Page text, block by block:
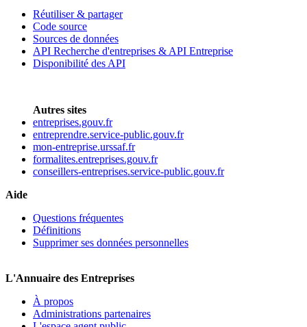
Réutiliser & partager
Code source
Sources de données
API Recherche d'entreprises & API Entreprise
Disponibilité des API
Autres sites
entreprises.gouv.fr
entreprendre.service-public.gouv.fr
mon-entreprise.urssaf.fr
formalites.entreprises.gouv.fr
conseillers-entreprises.service-public.gouv.fr
Aide
Questions fréquentes
Définitions
Supprimer ses données personnelles
L'Annuaire des Entreprises
À propos
Administrations partenaires